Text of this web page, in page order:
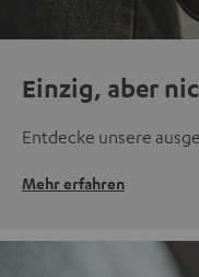
Einzig, aber
Entdecke unsere
Mehr erfahren